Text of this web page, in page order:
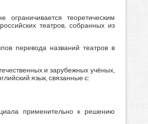
теоретическим
театров, собранных из
перевода названий театров в
и зарубежных учёных,
язык, связанные с:
применительно к решению